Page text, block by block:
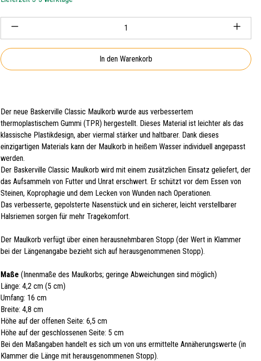
Produkt Anzahl: Gib den gewünschten Wert ein oder
In den Warenkorb
Der neue Baskerville Classic Maulkorb wurde aus verbessertem
thermoplastischem Gummi (TPR) hergestellt. Dieses Material ist leichter als das
klassische Plastikdesign, aber viermal stärker und haltbarer. Dank dieses
einzigartigen Materials kann der Maulkorb in heißem Wasser individuell angepasst
werden.
Der Baskerville Classic Maulkorb wird mit einem zusätzlichen Einsatz geliefert, der
das Aufsammeln von Futter und Unrat erschwert. Er schützt vor dem Essen von
Steinen, Koprophagie und dem Lecken von Wunden nach Operationen.
Das verbesserte, gepolsterte Nasenstück und ein sicherer, leicht verstellbarer
Halsriemen sorgen für mehr Tragekomfort.
Der Maulkorb verfügt über einen herausnehmbaren Stopp (der Wert in Klammer
bei der Längenangabe bezieht sich auf herausgenommenen Stopp).
Maße (Innenmaße des Maulkorbs; geringe Abweichungen sind möglich)
Länge: 4,2 cm (5 cm)
Umfang: 16 cm
Breite: 4,8 cm
Höhe auf der offenen Seite: 6,5 cm
Höhe auf der geschlossenen Seite: 5 cm
Bei den Maßangaben handelt es sich um von uns ermittelte Annäherungswerte (in
Klammer die Länge mit herausgenommenen Stopp).